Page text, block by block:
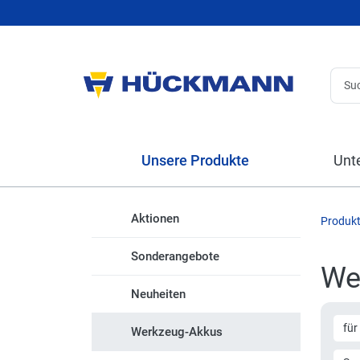
Unsere Produkte
Aktionen
Sonderangebote
Neuheiten
Werkzeug-Akkus für